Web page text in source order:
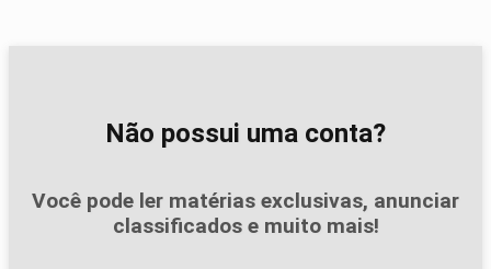
Não possui uma conta?
Você pode ler matérias exclusivas, anunciar
classificados e muito mais!